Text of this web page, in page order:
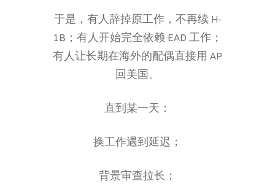
于是，有人辞掉原工作，不再续 H-
1B；有人开始完全依赖 EAD 工作；
有人让长期在海外的配偶直接用 AP
回美国。
直到某一天：
换工作遇到延迟；
背景审查拉长；